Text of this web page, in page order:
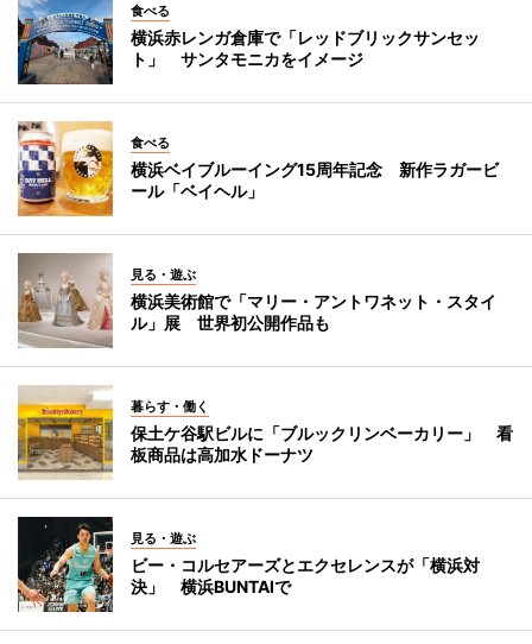
食べる
横浜赤レンガ倉庫で「レッドブリックサンセッ
ト」 サンタモニカをイメージ
食べる
横浜ベイブルーイング15周年記念 新作ラガービ
ール「ベイヘル」
見る・遊ぶ
横浜美術館で「マリー・アントワネット・スタイ
ル」展 世界初公開作品も
暮らす・働く
保土ケ谷駅ビルに「ブルックリンベーカリー」 看
板商品は高加水ドーナツ
見る・遊ぶ
ビー・コルセアーズとエクセレンスが「横浜対
決」 横浜BUNTAIで